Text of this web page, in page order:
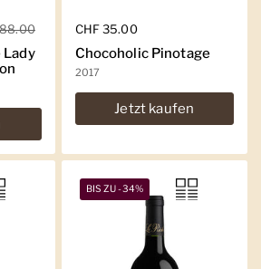
Lady
Regulärer Preis
CHF 35.00
Chocoholic Pinotage
2017
Jetzt kaufen
BIS ZU -34%